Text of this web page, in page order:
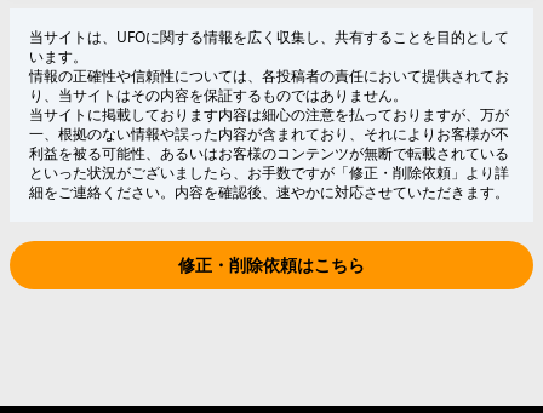
当サイトは、UFOに関する情報を広く収集し、共有することを目的として
います。
情報の正確性や信頼性については、各投稿者の責任において提供されてお
り、当サイトはその内容を保証するものではありません。
当サイトに掲載しております内容は細心の注意を払っておりますが、万が
一、根拠のない情報や誤った内容が含まれており、それによりお客様が不
利益を被る可能性、あるいはお客様のコンテンツが無断で転載されている
といった状況がございましたら、お手数ですが「修正・削除依頼」より詳
細をご連絡ください。内容を確認後、速やかに対応させていただきます。
修正・削除依頼はこちら